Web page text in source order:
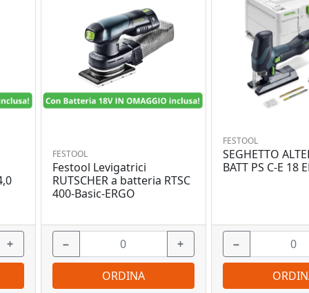
+
FESTOOL
Festool Levigatrici
RUTSCHER a batteria RTSC
400-Basic-ERGO
− +
ORDINA
FESTOOL
SEGHETTO
BATT PS C-E 18
−